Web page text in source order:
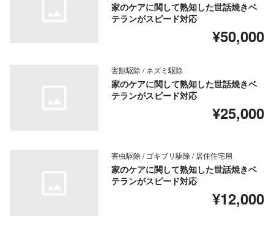
家のケアに関して熟知した世話焼きベ
テランがスピード対応
¥50,000
害獣駆除 / ネズミ駆除
家のケアに関して熟知した世話焼きベ
テランがスピード対応
¥25,000
害虫駆除 / ゴキブリ駆除 / 居住住宅用
家のケアに関して熟知した世話焼きベ
テランがスピード対応
¥12,000